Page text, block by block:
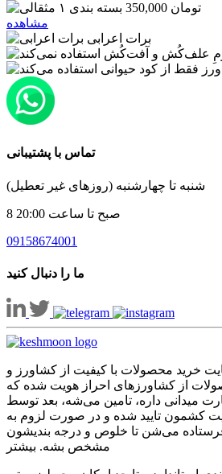
350,000 تومان
مشاهده
برات اعرابی
تماس با پشتیبانی
شنبه تا چهارشنبه (روزهای غیر تعطیل)
8 صبح تا ساعت 20:00
09158674001
ما را دنبال کنید
خرید محصولات با کیفیت از کشاورز و
از کشاورزهای احراز هویت شده که
میدانی داره، تامین می‌شه، بعد توسط
کشمون تایید شده و در صورت لزوم به
فرستاده می‌شن تا خلوص و درجه بندیشون
مشخص بشه. بیشتر